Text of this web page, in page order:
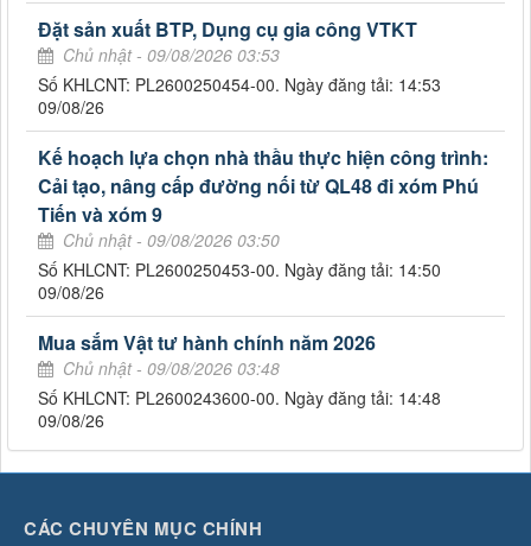
Đặt sản xuất BTP, Dụng cụ gia công VTKT
Chủ nhật - 09/08/2026 03:53
Số KHLCNT: PL2600250454-00. Ngày đăng tải: 14:53
09/08/26
Kế hoạch lựa chọn nhà thầu thực hiện công trình:
Cải tạo, nâng cấp đường nối từ QL48 đi xóm Phú
Tiến và xóm 9
Chủ nhật - 09/08/2026 03:50
Số KHLCNT: PL2600250453-00. Ngày đăng tải: 14:50
09/08/26
Mua sắm Vật tư hành chính năm 2026
Chủ nhật - 09/08/2026 03:48
Số KHLCNT: PL2600243600-00. Ngày đăng tải: 14:48
09/08/26
CÁC CHUYÊN MỤC CHÍNH